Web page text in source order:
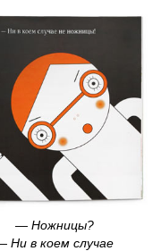
— Ножницы?
Ни в коем случае